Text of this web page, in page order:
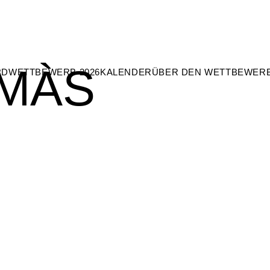
WETTBEWERB 2026KALENDERÜBER DEN